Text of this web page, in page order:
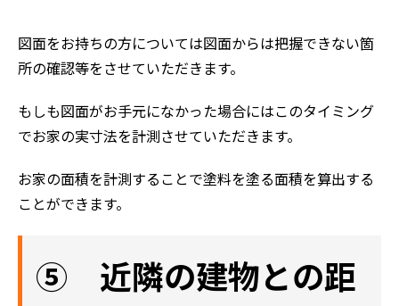
図面をお持ちの方については図面からは把握できない箇
所の確認等をさせていただきます。
もしも図面がお手元になかった場合にはこのタイミング
でお家の実寸法を計測させていただきます。
お家の面積を計測することで塗料を塗る面積を算出する
ことができます。
⑤ 近隣の建物との距